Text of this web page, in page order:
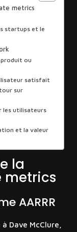
metrics
startups et le
ou
satisfait
sur
les utilisateurs
et la valeur
la
metrics
AARRR
Dave McClure,